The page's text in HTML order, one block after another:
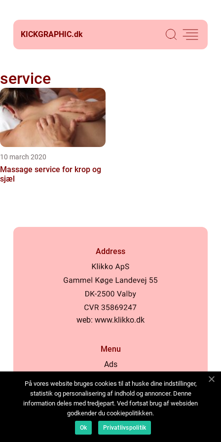
KICKGRAPHIC.dk
service
10 march 2020
Massage service for krop og
sjæl
Address
web: www.klikko.dk
Menu
Ads
Cookies
Contact
Sitemap
På vores website bruges cookies til at huske dine indstillinger,
statistik og personalisering af indhold og annoncer. Denne
information deles med tredjepart. Ved fortsat brug af websiden
godkender du cookiepolitikken.
Ok Privatlivspolitik